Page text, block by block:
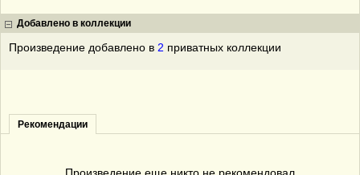
Добавлено в коллекции
Произведение добавлено в 2 приватных коллекции
Рекомендации